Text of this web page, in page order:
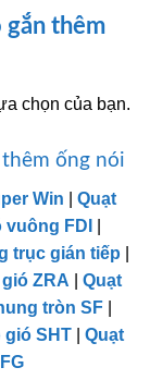
gắn thêm
chọn của bạn.
ống nói
Win
Quạt
FDI
trục gián tiếp
ZRA
Quạt
tròn SF
gió SHT
Quạt